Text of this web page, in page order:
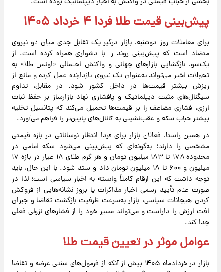
پیش‌بینی قیمت طلا فردا ۴ خرداد ۱۴۰۵
برای معاملات روز دوشنبه، بازار درگیر یک تقابل جدی میان دو نیروی
متضاد است که پیش‌بینی روند را با دشواری همراه کرده است. از
یک‌سو، بازگشایی بازارهای جهانی و واکنش احتمالی «اونس طلا» به
تحولات اخیر می‌تواند به‌عنوان یک نیروی بازدارنده عمل کرده و مانع از
ریزش بیشتر قیمت‌ها در داخل کشور شود. در مقابل، تداوم
سیگنال‌های مثبت دیپلماتیک و پافشاری نهاد بازارساز بر حفظ ثبات
ارزی، فشاری مضاعف را بر قیمت‌ها تحمیل می‌کند که پتانسیل تخلیه
بیشتر حباب سکه و عقب‌نشینی به کانال‌های پایین‌تر را فراهم می‌آورد.
در همین راستا، فعالان بازار برای فردا انتظار نوساناتی در بازه قیمتی
مشخصی را دارند؛ به‌گونه‌ای که پیش‌بینی می‌شود سکه امامی در
محدوده ۱۷۸ تا ۱۸۳ میلیون تومان و هر گرم طلای ۱۸ عیار در بازه ۱۷
میلیون و ۶۰۰ تا ۱۸ میلیون تومان داد و ستد شود. با این حال، باید
توجه داشت که این ارقام کاملاً وابسته به اخبار سیاسی است؛ لذا در
صورت عدم تأیید رسمی اخبار مذاکرات یا بروز نشانه‌هایی از فروکش
کردن هیجانات سیاسی، بازار به‌سرعت ظرفیت بازگشت تقاضا و جبران
افت ارزش را داراست و می‌تواند مسیر خود را از فشارهای نزولی فعلی
جدا کند.
عوامل موثر در تعیین قیمت طلا
بازار در خردادماه ۱۴۰۵ بیش از آنکه از فرمول‌های سنتی عرضه و تقاضا